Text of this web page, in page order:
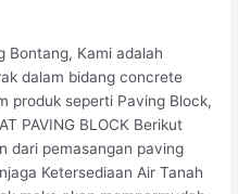
Bontang, Kami adalah
dalam bidang concrete
produk seperti Paving Block,
PAVING BLOCK Berikut
dari pemasangan paving
Ketersediaan Air Tanah